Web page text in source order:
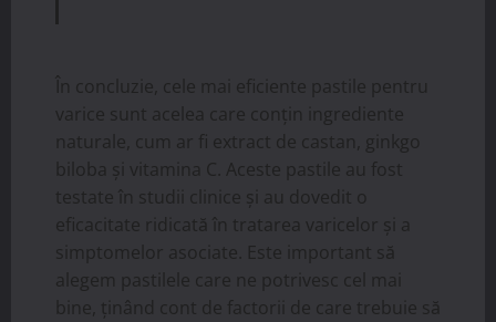
În concluzie, cele mai eficiente pastile pentru
varice sunt acelea care conțin ingrediente
naturale, cum ar fi extract de castan, ginkgo
biloba și vitamina C. Aceste pastile au fost
testate în studii clinice și au dovedit o
eficacitate ridicată în tratarea varicelor și a
simptomelor asociate. Este important să
alegem pastilele care ne potrivesc cel mai
bine, ținând cont de factorii de care trebuie să